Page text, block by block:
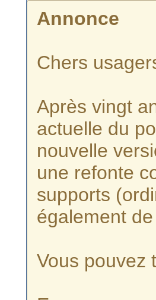
Annonce
Chers
Après vingt
actuelle du
nouvelle
une refonte
supports
également
Vous pouvez